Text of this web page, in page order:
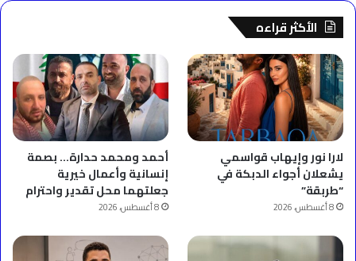
الأكثر قراءه
لارا نور وإيهاب قواسمي
يشعلان أجواء الدبكة في
“طربقة”
8 أغسطس، 2026
أحمد ومحمد حدارة… بصمة
إنسانية وأعمال خيرية
جعلتهما محل تقدير واحترام
8 أغسطس، 2026